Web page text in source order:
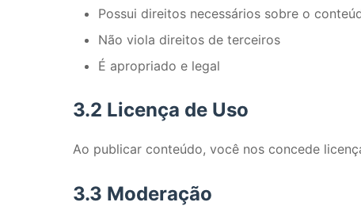
Possui direitos necessários sobre o
Não viola direitos de terceiros
É apropriado e legal
3.2 Licença de Uso
Ao publicar conteúdo, você nos concede
3.3 Moderação